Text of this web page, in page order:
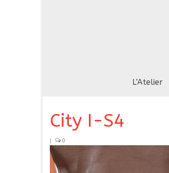
L’Atelier
City I-S4
| 0